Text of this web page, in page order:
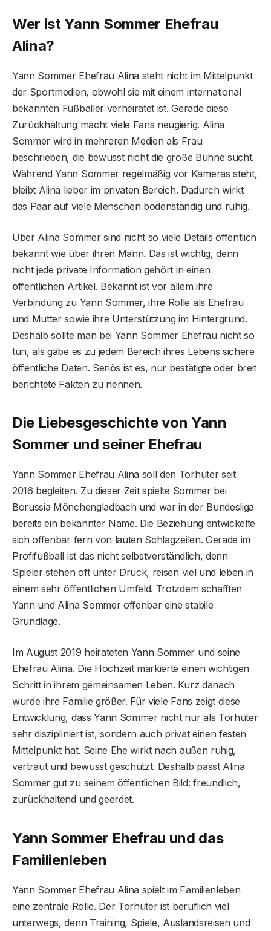
Wer ist Yann Sommer Ehefrau
Alina?
Yann Sommer Ehefrau Alina steht nicht im Mittelpunkt
der Sportmedien, obwohl sie mit einem international
bekannten Fußballer verheiratet ist. Gerade diese
Zurückhaltung macht viele Fans neugierig. Alina
Sommer wird in mehreren Medien als Frau
beschrieben, die bewusst nicht die große Bühne sucht.
Während Yann Sommer regelmäßig vor Kameras steht,
bleibt Alina lieber im privaten Bereich. Dadurch wirkt
das Paar auf viele Menschen bodenständig und ruhig.
Über Alina Sommer sind nicht so viele Details öffentlich
bekannt wie über ihren Mann. Das ist wichtig, denn
nicht jede private Information gehört in einen
öffentlichen Artikel. Bekannt ist vor allem ihre
Verbindung zu Yann Sommer, ihre Rolle als Ehefrau
und Mutter sowie ihre Unterstützung im Hintergrund.
Deshalb sollte man bei Yann Sommer Ehefrau nicht so
tun, als gäbe es zu jedem Bereich ihres Lebens sichere
öffentliche Daten. Seriös ist es, nur bestätigte oder breit
berichtete Fakten zu nennen.
Die Liebesgeschichte von Yann
Sommer und seiner Ehefrau
Yann Sommer Ehefrau Alina soll den Torhüter seit
2016 begleiten. Zu dieser Zeit spielte Sommer bei
Borussia Mönchengladbach und war in der Bundesliga
bereits ein bekannter Name. Die Beziehung entwickelte
sich offenbar fern von lauten Schlagzeilen. Gerade im
Profifußball ist das nicht selbstverständlich, denn
Spieler stehen oft unter Druck, reisen viel und leben in
einem sehr öffentlichen Umfeld. Trotzdem schafften
Yann und Alina Sommer offenbar eine stabile
Grundlage.
Im August 2019 heirateten Yann Sommer und seine
Ehefrau Alina. Die Hochzeit markierte einen wichtigen
Schritt in ihrem gemeinsamen Leben. Kurz danach
wurde ihre Familie größer. Für viele Fans zeigt diese
Entwicklung, dass Yann Sommer nicht nur als Torhüter
sehr diszipliniert ist, sondern auch privat einen festen
Mittelpunkt hat. Seine Ehe wirkt nach außen ruhig,
vertraut und bewusst geschützt. Deshalb passt Alina
Sommer gut zu seinem öffentlichen Bild: freundlich,
zurückhaltend und geerdet.
Yann Sommer Ehefrau und das
Familienleben
Yann Sommer Ehefrau Alina spielt im Familienleben
eine zentrale Rolle. Der Torhüter ist beruflich viel
unterwegs, denn Training, Spiele, Auslandsreisen und